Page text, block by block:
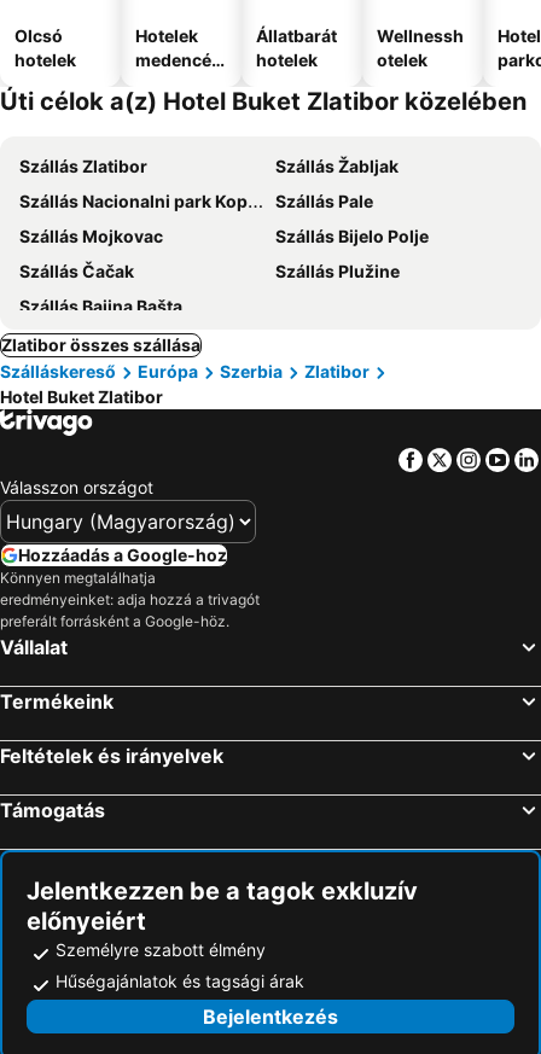
Olcsó
hotelek
Hotelek
medencév
Állatbarát
hotelek
Wellnessh
otelek
Úti célok a(z) Hotel Buket Zlatibor közelében
Szállás Zlatibor
Szállás Žabljak
Szállás Nacionalni park Kopaonik
Szállás Pale
Szállás Mojkovac
Szállás Bijelo Polje
Szállás Čačak
Szállás Plužine
Szállás Bajina Bašta
Zlatibor összes szállása
Szálláskereső
Európa Szerbia
Zlatibor
Hotel Buket Zlatibor
Facebook
Twitter
Válasszon országot
Hozzáadás a Google-hoz
Könnyen megtalálhatja
eredményeinket: adja hozzá a trivagót
preferált forrásként a Google-höz.
Vállalat
Termékeink
Feltételek és irányelvek
Támogatás
Jelentkezzen be a tagok exkluzív
előnyeiért
Személyre szabott élmény
Hűségajánlatok és tagsági árak
Bejelentkezés